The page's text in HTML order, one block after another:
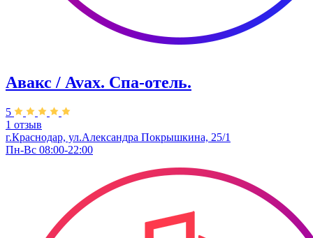
Авакс / Avax. Спа-отель.
5
1 отзыв
г.Краснодар, ул.Александра Покрышкина, 25/1
Пн-Вс 08:00-22:00